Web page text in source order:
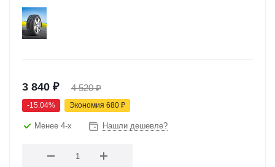
3 840 ₽ 4 520₽
-15.04% Экономия 680 ₽
Менее 4-х Нашли дешевле?